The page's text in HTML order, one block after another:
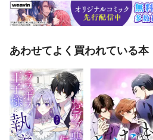
あわせてよく買われている本